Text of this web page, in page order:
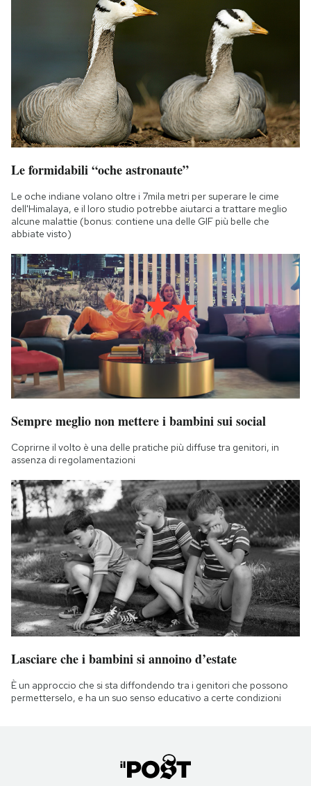
Le formidabili “oche astronaute”
Le oche indiane volano oltre i 7mila metri per superare le cime
dell'Himalaya, e il loro studio potrebbe aiutarci a trattare meglio
alcune malattie (bonus: contiene una delle GIF più belle che
abbiate visto)
Sempre meglio non mettere i bambini sui social
Coprirne il volto è una delle pratiche più diffuse tra genitori, in
assenza di regolamentazioni
Lasciare che i bambini si annoino d’estate
È un approccio che si sta diffondendo tra i genitori che possono
permetterselo, e ha un suo senso educativo a certe condizioni